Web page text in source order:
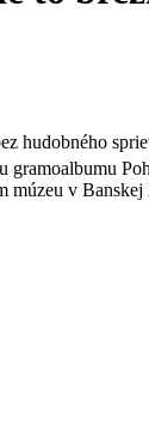
hudobného
gramoalbumu
múzeu v